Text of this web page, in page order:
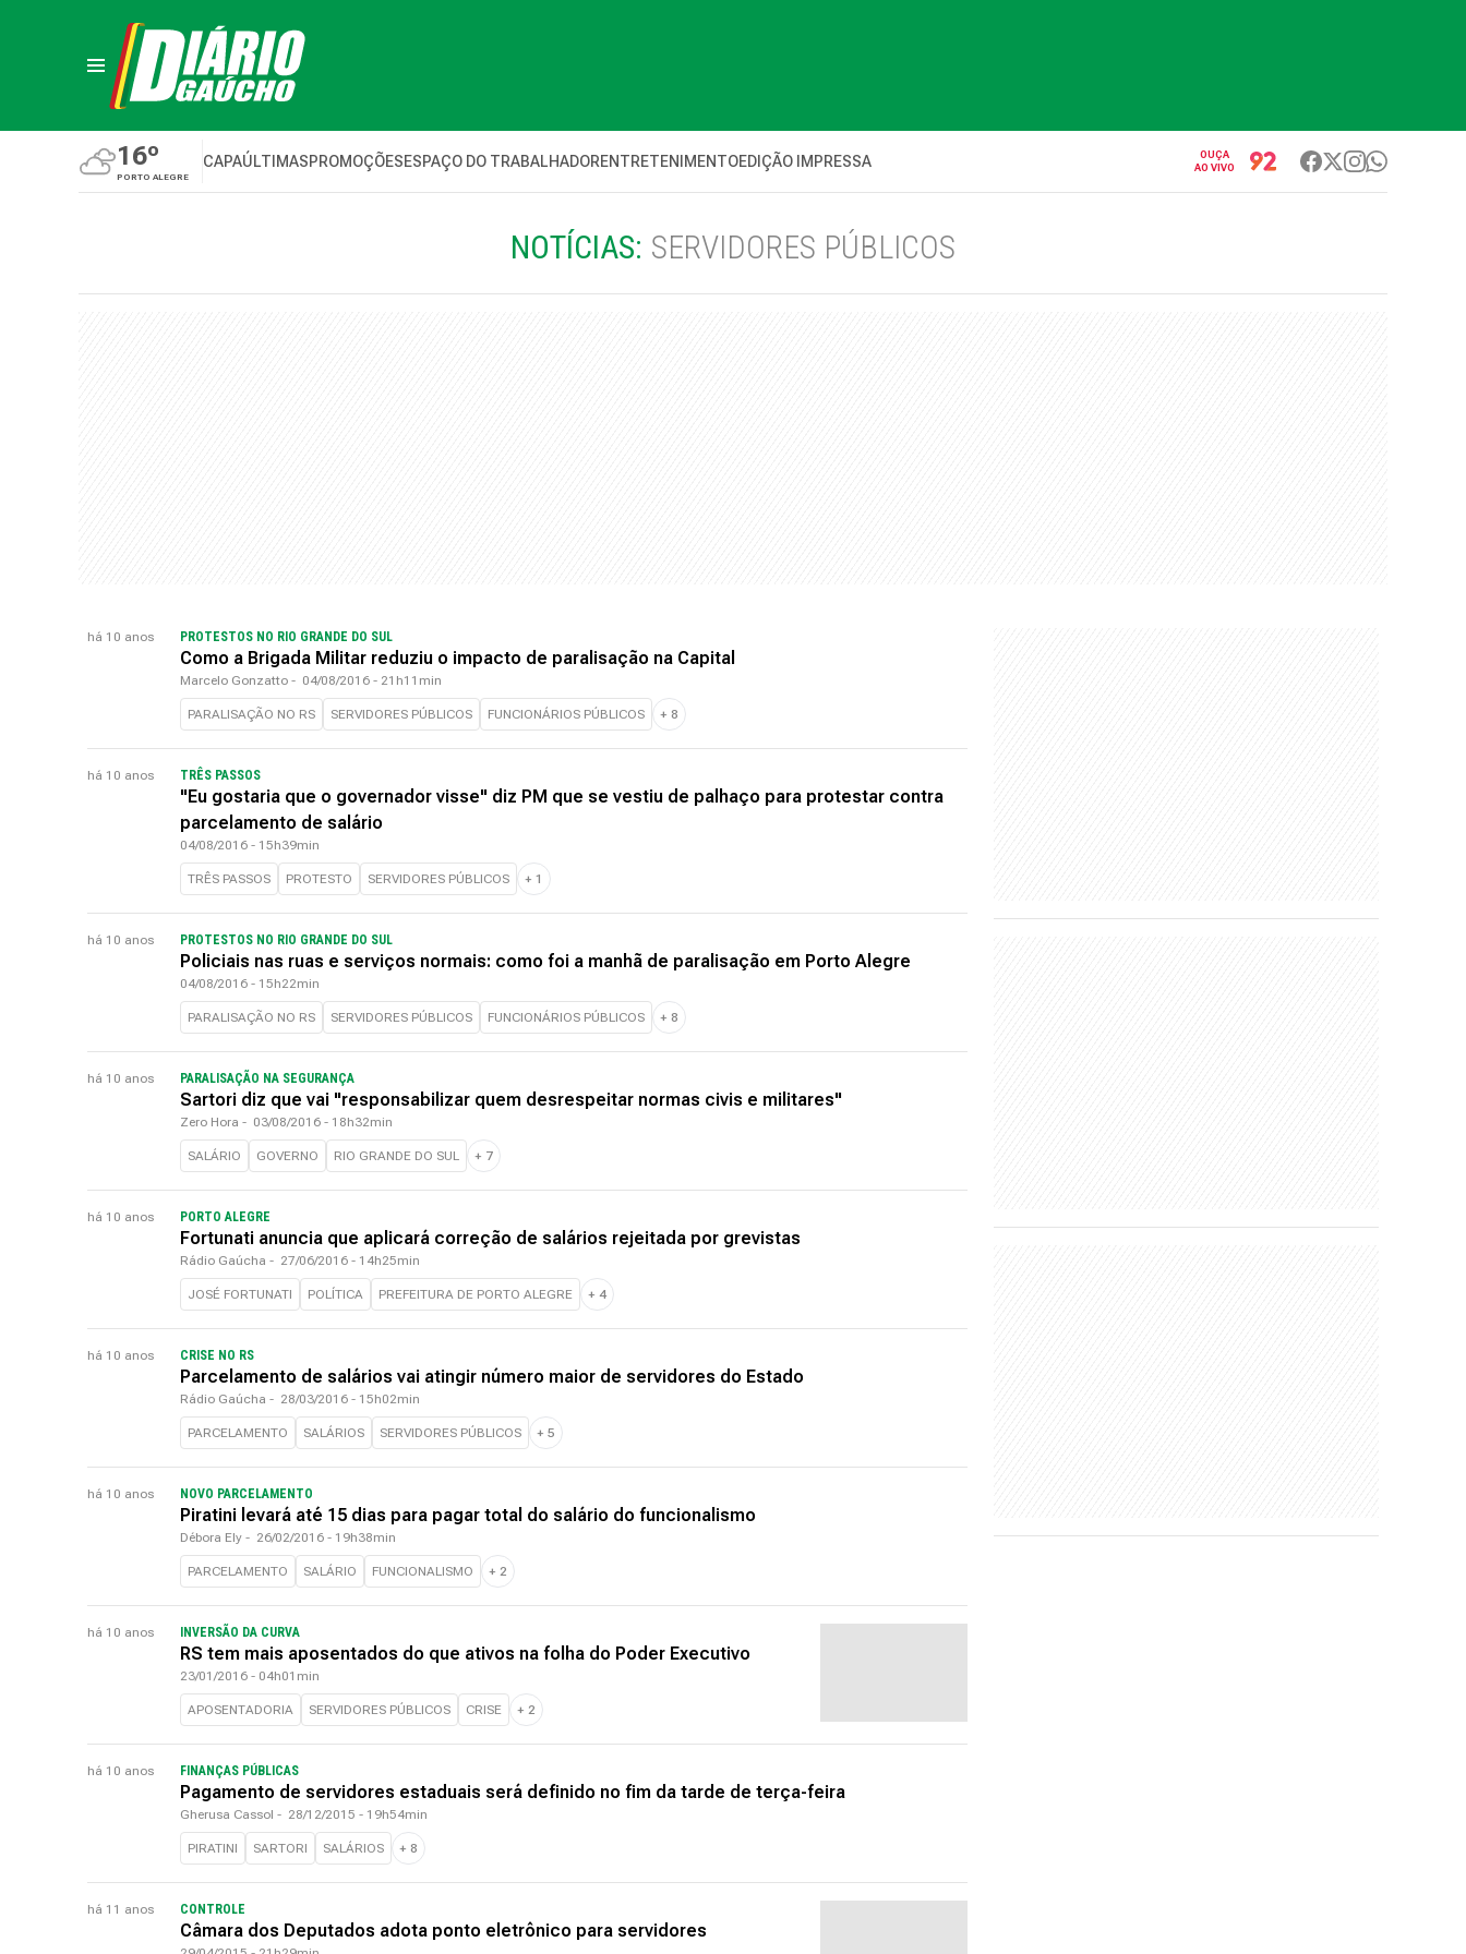
16º
PORTO ALEGRE
CAPAÚLTIMASPROMOÇÕESESPAÇO DO TRABALHADORENTRETENIMENTOEDIÇÃO IMPRESSA
OUÇA
AO VIVO
NOTÍCIAS: SERVIDORES PÚBLICOS
há 10 anos PROTESTOS NO RIO GRANDE DO SUL
Como a Brigada Militar reduziu o impacto de paralisação na Capital
Marcelo Gonzatto - 04/08/2016 - 21h11min
PARALISAÇÃO NO RS SERVIDORES PÚBLICOS FUNCIONÁRIOS PÚBLICOS + 8
há 10 anos TRÊS PASSOS
"Eu gostaria que o governador visse" diz PM que se vestiu de palhaço para protestar contra
parcelamento de salário
04/08/2016 - 15h39min
TRÊS PASSOS PROTESTO SERVIDORES PÚBLICOS + 1
há 10 anos PROTESTOS NO RIO GRANDE DO SUL
Policiais nas ruas e serviços normais: como foi a manhã de paralisação em Porto Alegre
04/08/2016 - 15h22min
PARALISAÇÃO NO RS SERVIDORES PÚBLICOS FUNCIONÁRIOS PÚBLICOS + 8
há 10 anos PARALISAÇÃO NA SEGURANÇA
Sartori diz que vai "responsabilizar quem desrespeitar normas civis e militares"
Zero Hora - 03/08/2016 - 18h32min
SALÁRIO GOVERNO RIO GRANDE DO SUL + 7
há 10 anos PORTO ALEGRE
Fortunati anuncia que aplicará correção de salários rejeitada por grevistas
Rádio Gaúcha - 27/06/2016 - 14h25min
JOSÉ FORTUNATI POLÍTICA PREFEITURA DE PORTO ALEGRE + 4
há 10 anos CRISE NO RS
Parcelamento de salários vai atingir número maior de servidores do Estado
Rádio Gaúcha - 28/03/2016 - 15h02min
PARCELAMENTO SALÁRIOS SERVIDORES PÚBLICOS + 5
há 10 anos NOVO PARCELAMENTO
Piratini levará até 15 dias para pagar total do salário do funcionalismo
Débora Ely - 26/02/2016 - 19h38min
PARCELAMENTO SALÁRIO FUNCIONALISMO + 2
há 10 anos INVERSÃO DA CURVA
RS tem mais aposentados do que ativos na folha do Poder Executivo
23/01/2016 - 04h01min
APOSENTADORIA SERVIDORES PÚBLICOS CRISE + 2
há 10 anos FINANÇAS PÚBLICAS
Pagamento de servidores estaduais será definido no fim da tarde de terça-feira
Gherusa Cassol - 28/12/2015 - 19h54min
PIRATINI SARTORI SALÁRIOS + 8
há 11 anos CONTROLE
Câmara dos Deputados adota ponto eletrônico para servidores